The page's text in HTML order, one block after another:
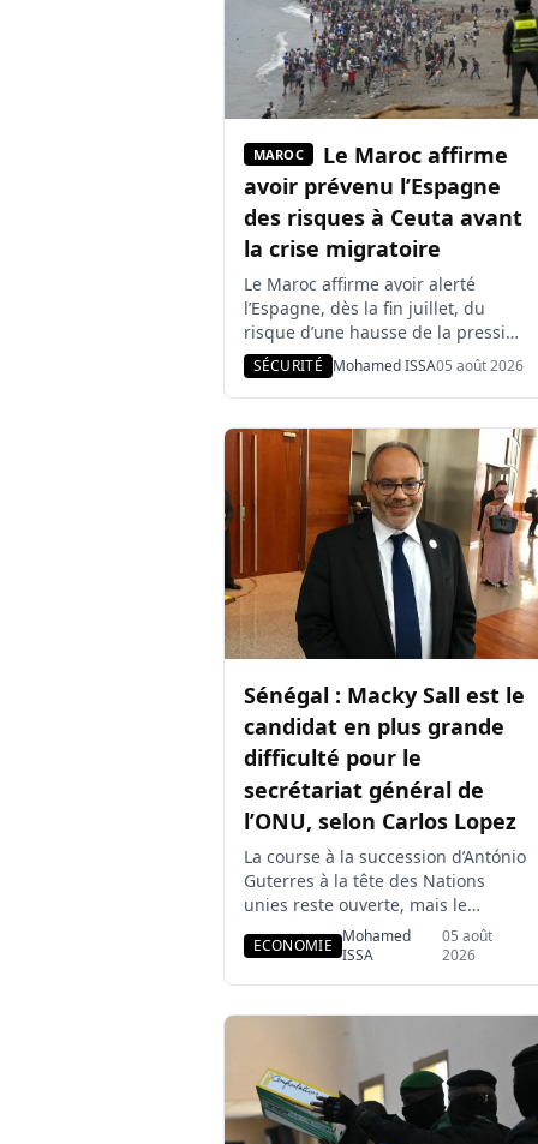
à […]
MAROC
Le Maroc affirme
avoir prévenu l’Espagne
des risques à Ceuta avant
la crise migratoire
Le Maroc affirme avoir alerté
l’Espagne, dès la fin juillet, du
risque d’une hausse de la pression
migratoire sur Ceuta. Un haut
responsable marocain, s’exprimant
sous couvert d’anonymat, a
également rejeté toute défaillance
du dispositif sécuritaire marocain
lors de l’afflux de migrants. Selon
ce responsable, les autorités
marocaines ont averti Madrid
autour des 22 et […]
SÉCURITÉ Mohamed ISSA05 août 2026
Sénégal : Macky Sall est le
candidat en plus grande
difficulté pour le
secrétariat général de
l’ONU, selon Carlos Lopez
La course à la succession d’António
Guterres à la tête des Nations
unies reste ouverte, mais le
premier vote indicatif du Conseil
de sécurité a déjà dessiné une
en octobre, après une série de
consultations destinées à mesurer
les rapports de […]
ECONOMIE Mohamed
ISSA
05 août
2026